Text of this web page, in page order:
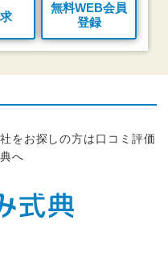
無料WEB会員
登録
をお探しの方は口コミ評価
へ